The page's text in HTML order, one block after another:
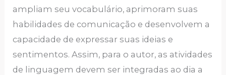
ampliam seu vocabulário, aprimoram suas
habilidades de comunicação e desenvolvem a
capacidade de expressar suas ideias e
sentimentos. Assim, para o autor, as atividades
de linguagem devem ser integradas ao dia a